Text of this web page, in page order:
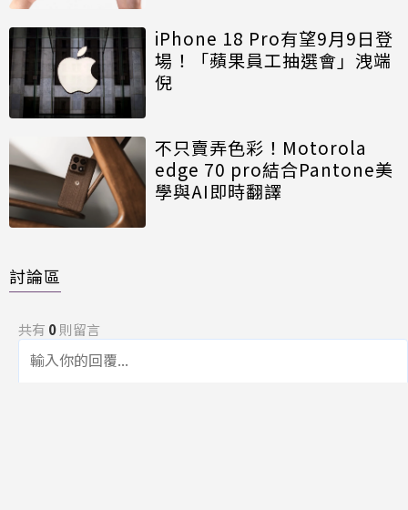
iPhone 18 Pro有望9月9日登
場！「蘋果員工抽選會」洩端
倪
不只賣弄色彩！Motorola
edge 70 pro結合Pantone美
學與AI即時翻譯
討論區
共有 0則留言